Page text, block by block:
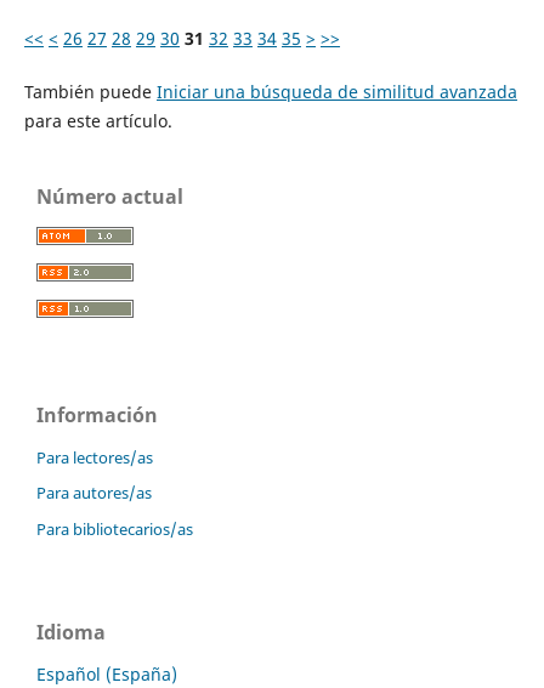
<< < 26 27 28 29 30 31 32 33 34 35 > >>
También puede Iniciar una búsqueda de similitud avanzada
para este artículo.
Número actual
Información
Para lectores/as
Para autores/as
Para bibliotecarios/as
Idioma
Español (España)